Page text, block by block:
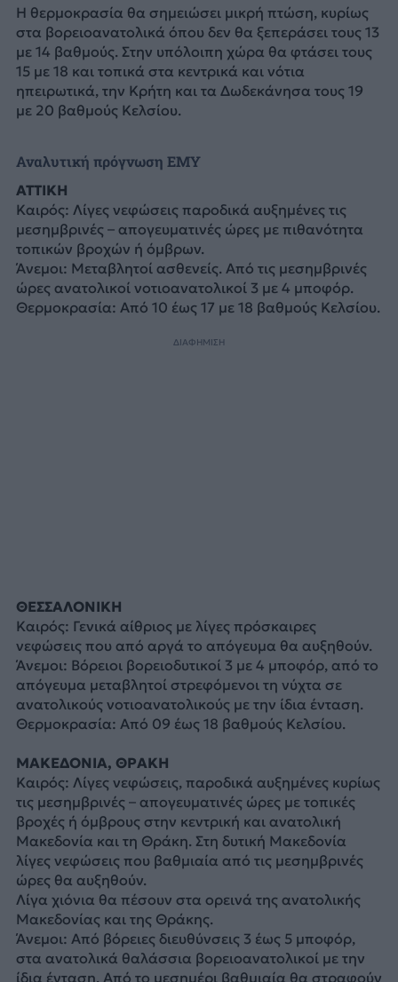
Η θερμοκρασία θα σημειώσει μικρή πτώση, κυρίως
στα βορειοανατολικά όπου δεν θα ξεπεράσει τους 13
με 14 βαθμούς. Στην υπόλοιπη χώρα θα φτάσει τους
15 με 18 και τοπικά στα κεντρικά και νότια
ηπειρωτικά, την Κρήτη και τα Δωδεκάνησα τους 19
με 20 βαθμούς Κελσίου.
Αναλυτική πρόγνωση ΕΜΥ
ΑΤΤΙΚΗ
Καιρός: Λίγες νεφώσεις παροδικά αυξημένες τις
μεσημβρινές – απογευματινές ώρες με πιθανότητα
τοπικών βροχών ή όμβρων.
Άνεμοι: Μεταβλητοί ασθενείς. Από τις μεσημβρινές
ώρες ανατολικοί νοτιοανατολικοί 3 με 4 μποφόρ.
Θερμοκρασία: Από 10 έως 17 με 18 βαθμούς Κελσίου.
ΔΙΑΦΗΜΙΣΗ
ΘΕΣΣΑΛΟΝΙΚΗ
Καιρός: Γενικά αίθριος με λίγες πρόσκαιρες
νεφώσεις που από αργά το απόγευμα θα αυξηθούν.
Άνεμοι: Βόρειοι βορειοδυτικοί 3 με 4 μποφόρ, από το
απόγευμα μεταβλητοί στρεφόμενοι τη νύχτα σε
ανατολικούς νοτιοανατολικούς με την ίδια ένταση.
Θερμοκρασία: Από 09 έως 18 βαθμούς Κελσίου.
ΜΑΚΕΔΟΝΙΑ, ΘΡΑΚΗ
Καιρός: Λίγες νεφώσεις, παροδικά αυξημένες κυρίως
τις μεσημβρινές – απογευματινές ώρες με τοπικές
βροχές ή όμβρους στην κεντρική και ανατολική
Μακεδονία και τη Θράκη. Στη δυτική Μακεδονία
λίγες νεφώσεις που βαθμιαία από τις μεσημβρινές
ώρες θα αυξηθούν.
Λίγα χιόνια θα πέσουν στα ορεινά της ανατολικής
Μακεδονίας και της Θράκης.
Άνεμοι: Από βόρειες διευθύνσεις 3 έως 5 μποφόρ,
στα ανατολικά θαλάσσια βορειοανατολικοί με την
ίδια ένταση. Από το μεσημέρι βαθμιαία θα στραφούν